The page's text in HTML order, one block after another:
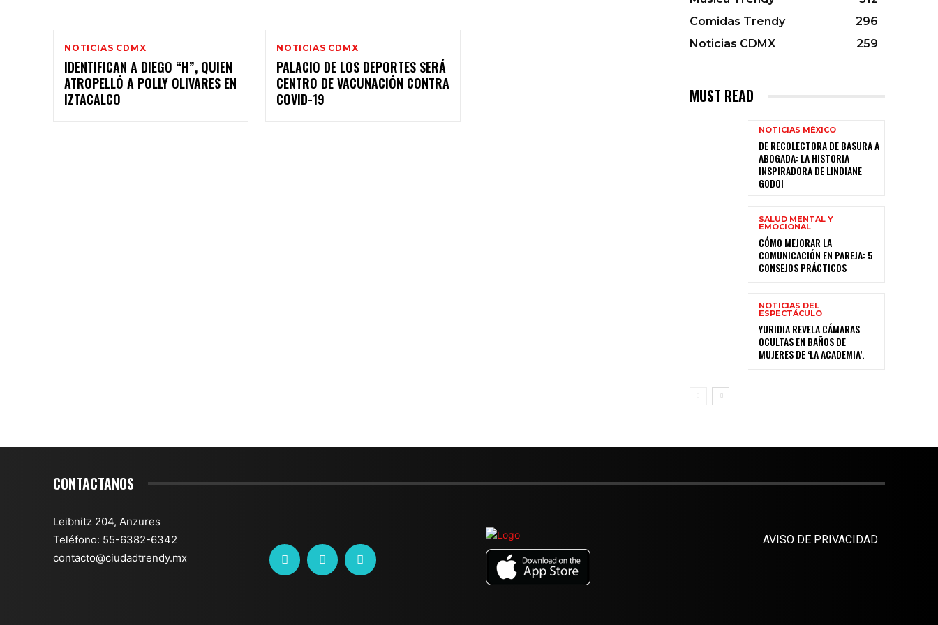
NOTICIAS CDMX
IDENTIFICAN A DIEGO “H”, QUIEN
ATROPELLÓ A POLLY OLIVARES EN
IZTACALCO
NOTICIAS CDMX
PALACIO DE LOS DEPORTES SERÁ
CENTRO DE VACUNACIÓN CONTRA
COVID-19
Comidas Trendy
296
Noticias CDMX
259
MUST READ
NOTICIAS MÉXICO
DE RECOLECTORA DE BASURA A
ABOGADA: LA HISTORIA
INSPIRADORA DE LINDIANE
GODOI
SALUD MENTAL Y
EMOCIONAL
CÓMO MEJORAR LA
COMUNICACIÓN EN PAREJA: 5
CONSEJOS PRÁCTICOS
NOTICIAS DEL
ESPECTÁCULO
YURIDIA REVELA CÁMARAS
OCULTAS EN BAÑOS DE
MUJERES DE ‘LA ACADEMIA’.
CONTACTANOS
Leibnitz 204, Anzures
Teléfono: 55-6382-6342
contacto@ciudadtrendy.mx
AVISO DE PRIVACIDAD